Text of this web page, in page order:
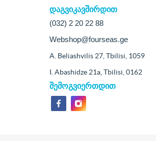
დაგვიკავშირდით
(032) 2 20 22 88
Webshop@fourseas.ge
A. Beliashvilis 27, Tbilisi, 1059
I. Abashidze 21a, Tbilisi, 0162
შემოგვიერთდით